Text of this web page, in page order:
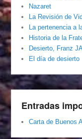
Nazaret
La Revisión de
La pertenencia a
Historia de la
Desierto, Franz
El día de desierto
Entradas
Carta de Buenos